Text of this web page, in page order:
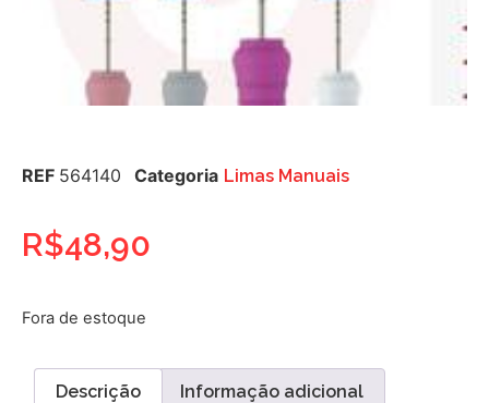
REF 564140 Categoria Limas Manuais
R$48,90
Fora de estoque
Descrição Informação adicional